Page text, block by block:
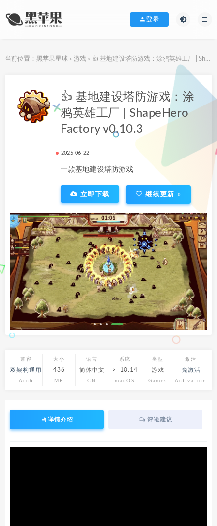
登录
当前位置： 黑苹果星球 > 游戏 > 👍 基地建设塔防游戏：涂鸦英雄工厂 | ShapeHero Factory v0.10.3
👍 基地建设塔防游戏：涂
鸦英雄工厂 | ShapeHero
Factory v0.10.3
2025-06-22
一款基地建设塔防游戏
立即下载 继续更新 0
兼容
双架构通用
Arch
大小
436
MB
语言
简体中文
CN
系统
>=10.14
macOS
类型
游戏
Games
激活
免激活
Activation
详情介绍 评论建议